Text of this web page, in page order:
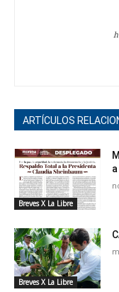
ARTÍCULOS
Breves X La Libre
Breves X La Libre